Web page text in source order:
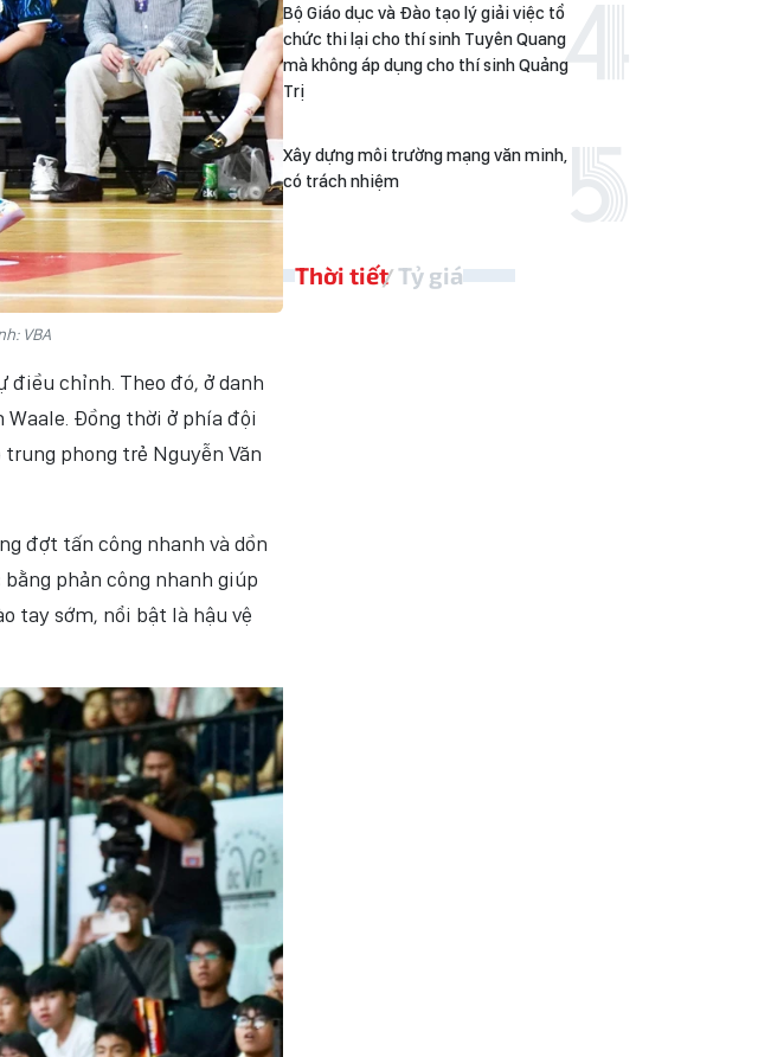
VBA
điều chỉnh. Theo đó, ở danh
Đồng thời ở phía đội
phong trẻ Nguyễn Văn
đợt tấn công nhanh và dồn
phản công nhanh giúp
tay sớm, nổi bật là hậu vệ
Bộ Giáo dục và Đào tạo lý giải việc tổ
chức thi lại cho thí sinh Tuyên Quang
mà không áp dụng cho thí sinh Quảng
Trị
Xây dựng môi trường mạng văn minh,
có trách nhiệm
Thời tiết Tỷ giá